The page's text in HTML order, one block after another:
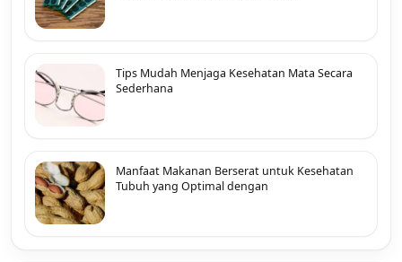
Tips Mudah Menjaga Kesehatan Mata Secara
Sederhana
Manfaat Makanan Berserat untuk Kesehatan
Tubuh yang Optimal dengan